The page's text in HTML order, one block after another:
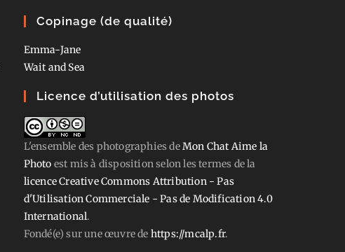
Copinage (de qualité)
Emma-Jane
Wait and Sea
Licence d’utilisation des photos
L'ensemble des photographiesdeMon Chat Aime la
Photo est mis à disposition selon les termes de la
licence Creative Commons Attribution - Pas
d'Utilisation Commerciale - Pas de Modification 4.0
International.
Fondé(e) sur une œuvre de https://mcalp.fr.